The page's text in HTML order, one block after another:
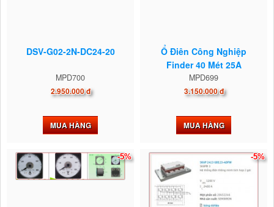
DSV-G02-2N-DC24-20
MPD700
2.950.000 đ
MUA HÀNG
Ổ Điên Công Nghiệp
Finder 40 Mét 25A
MPD699
3.150.000 đ
MUA HÀNG
-5% -5%